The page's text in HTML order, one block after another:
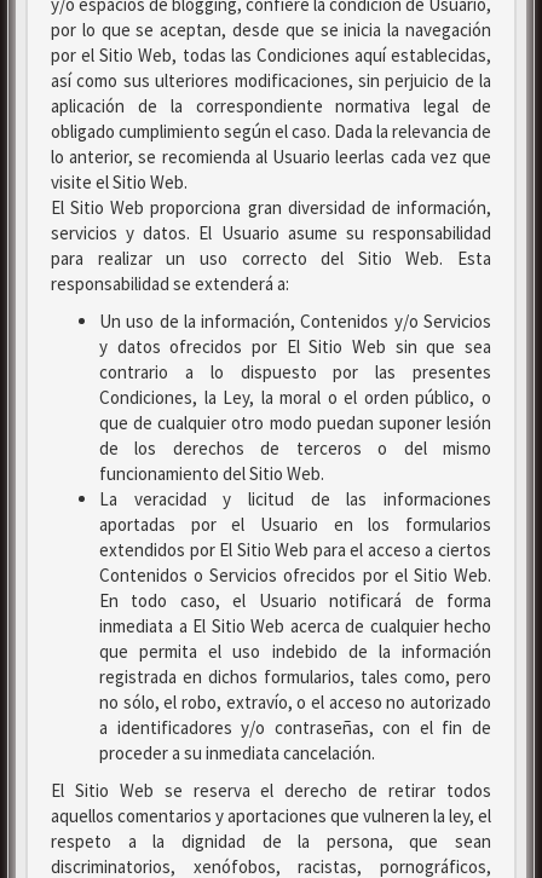
por lo que se aceptan, desde que se inicia la navegación
por el Sitio Web, todas las Condiciones aquí establecidas,
así como sus ulteriores modificaciones, sin perjuicio de la
aplicación de la correspondiente normativa legal de
obligado cumplimiento según el caso. Dada la relevancia de
lo anterior, se recomienda al Usuario leerlas cada vez que
visite el Sitio Web.
El Sitio Web proporciona gran diversidad de información,
servicios y datos. El Usuario asume su responsabilidad
para realizar un uso correcto del Sitio Web. Esta
responsabilidad se extenderá a:
Un uso de la información, Contenidos y/o Servicios
y datos ofrecidos por El Sitio Web sin que sea
contrario a lo dispuesto por las presentes
Condiciones, la Ley, la moral o el orden público, o
que de cualquier otro modo puedan suponer lesión
de los derechos de terceros o del mismo
funcionamiento del Sitio Web.
La veracidad y licitud de las informaciones
aportadas por el Usuario en los formularios
extendidos por El Sitio Web para el acceso a ciertos
Contenidos o Servicios ofrecidos por el Sitio Web.
En todo caso, el Usuario notificará de forma
inmediata a El Sitio Web acerca de cualquier hecho
que permita el uso indebido de la información
registrada en dichos formularios, tales como, pero
no sólo, el robo, extravío, o el acceso no autorizado
a identificadores y/o contraseñas, con el fin de
proceder a su inmediata cancelación.
El Sitio Web se reserva el derecho de retirar todos
aquellos comentarios y aportaciones que vulneren la ley, el
respeto a la dignidad de la persona, que sean
discriminatorios, xenófobos, racistas, pornográficos,